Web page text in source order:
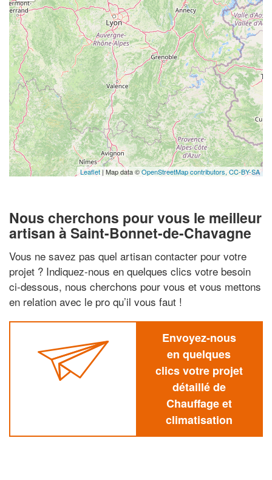
Leaflet | Map data ©OpenStreetMap contributors, CC-BY-SA
Nous cherchons pour vous le meilleur
artisan à Saint-Bonnet-de-Chavagne
Vous ne savez pas quel artisan contacter pour votre
projet ? Indiquez-nous en quelques clics votre besoin
ci-dessous, nous cherchons pour vous et vous mettons
en relation avec le pro qu’il vous faut !
Envoyez-nous
en quelques
clics votre projet
détaillé de
Chauffage et
climatisation